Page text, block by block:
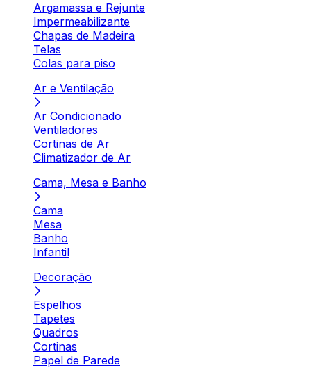
Argamassa e Rejunte
Impermeabilizante
Chapas de Madeira
Telas
Colas para piso
Ar e Ventilação
Ar Condicionado
Ventiladores
Cortinas de Ar
Climatizador de Ar
Cama, Mesa e Banho
Cama
Mesa
Banho
Infantil
Decoração
Espelhos
Tapetes
Quadros
Cortinas
Papel de Parede